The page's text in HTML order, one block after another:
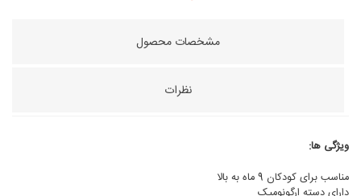
مشخصات محصول
نظرات
ویژگی ها:
مناسب برای کودکان 9 ماه به بالا